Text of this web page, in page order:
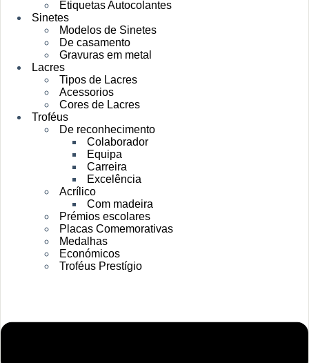
Etiquetas Autocolantes
Sinetes
Modelos de Sinetes
De casamento
Gravuras em metal
Lacres
Tipos de Lacres
Acessorios
Cores de Lacres
Troféus
De reconhecimento
Colaborador
Equipa
Carreira
Excelência
Acrílico
Com madeira
Prémios escolares
Placas Comemorativas
Medalhas
Económicos
Troféus Prestígio